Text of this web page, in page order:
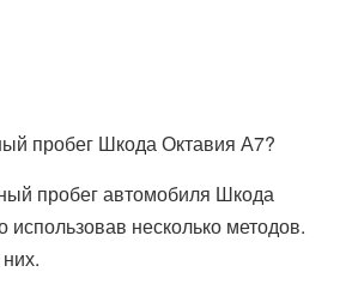
пробег Шкода Октавия А7?
пробег автомобиля Шкода
несколько методов.